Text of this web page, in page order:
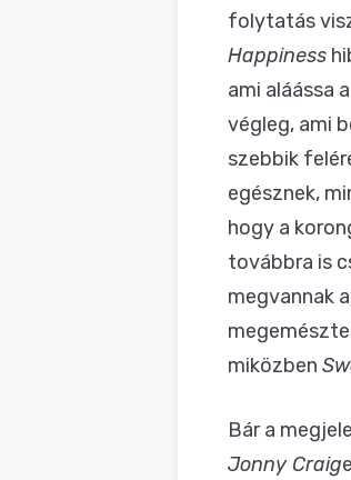
folytatás
Happiness
ami aláássa
végleg, ami
szebbik
egésznek,
hogy a
továbbra is
megvannak
miközben
Bár a
Jonny Craig